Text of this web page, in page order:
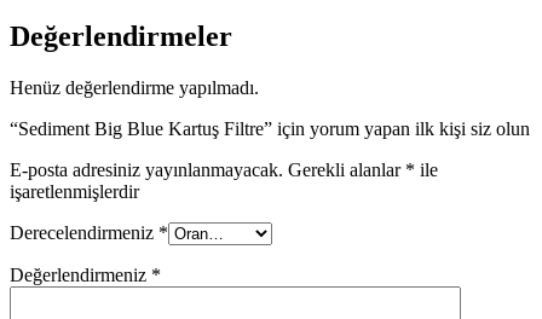
Değerlendirmeler
Henüz değerlendirme yapılmadı.
“Sediment Big Blue Kartuş Filtre” için yorum yapan ilk kişi siz olun
E-posta adresiniz yayınlanmayacak. Gerekli alanlar * ile
işaretlenmişlerdir
Derecelendirmeniz *
Değerlendirmeniz *